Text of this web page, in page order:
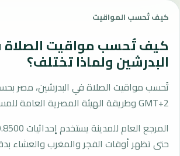
كيف تُحسب المواقيت
كيف تُحسب مواقيت
البدرشين ولماذا تختلف؟
تُحسب مواقيت الصلاة في البدرشين، مصر
GMT+2 وطريقة الهيئة المصرية العامة للمساحة.
حتى تظهر أوقات الفجر والمغرب والعشاء